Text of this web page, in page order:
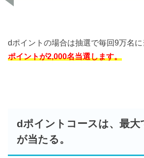
dポイントの場合は抽選で毎回9万名
ポイントが2,000名当選します。
dポイントコースは、最大
が当たる。